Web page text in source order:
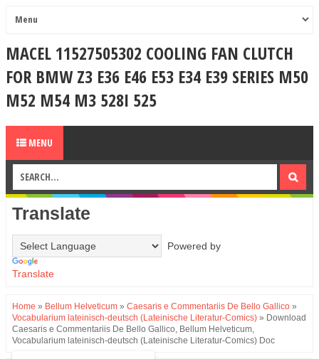
MACEL 11527505302 COOLING FAN CLUTCH
FOR BMW Z3 E36 E46 E53 E34 E39 SERIES M50
M52 M54 M3 528I 525
MENU
Translate
Powered by
Translate
Home » Bellum Helveticum » Caesaris e Commentariis De Bello Gallico »
Vocabularium lateinisch-deutsch (Lateinische Literatur-Comics) » Download
Caesaris e Commentariis De Bello Gallico, Bellum Helveticum,
Vocabularium lateinisch-deutsch (Lateinische Literatur-Comics) Doc